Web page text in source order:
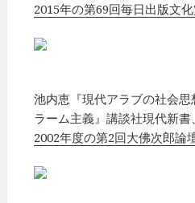
2015年の第69回毎日出版文
池内恵『現代アラブの社
ラーム主義』講談社現代新書
2002年度の第2回大佛次郎論